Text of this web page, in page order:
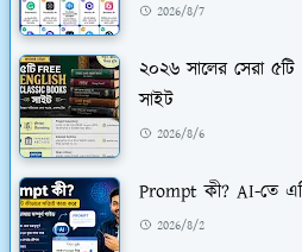
2026/8/7
২০২৬ সালের সেরা
সাইট
2026/8/6
Prompt কী? AI-তে
2026/8/2